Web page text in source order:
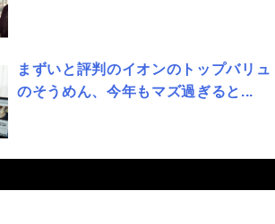
まずいと評判のイオンのトップバリュ
のそうめん、今年もマズ過ぎると...